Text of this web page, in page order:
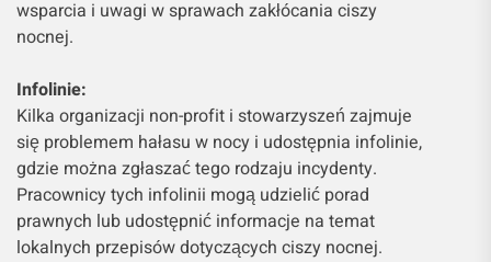
wsparcia i uwagi w sprawach zakłócania ciszy
nocnej.
Infolinie:
Kilka organizacji non-profit i stowarzyszeń zajmuje
się problemem hałasu w nocy i udostępnia infolinie,
gdzie można zgłaszać tego rodzaju incydenty.
Pracownicy tych infolinii mogą udzielić porad
prawnych lub udostępnić informacje na temat
lokalnych przepisów dotyczących ciszy nocnej.